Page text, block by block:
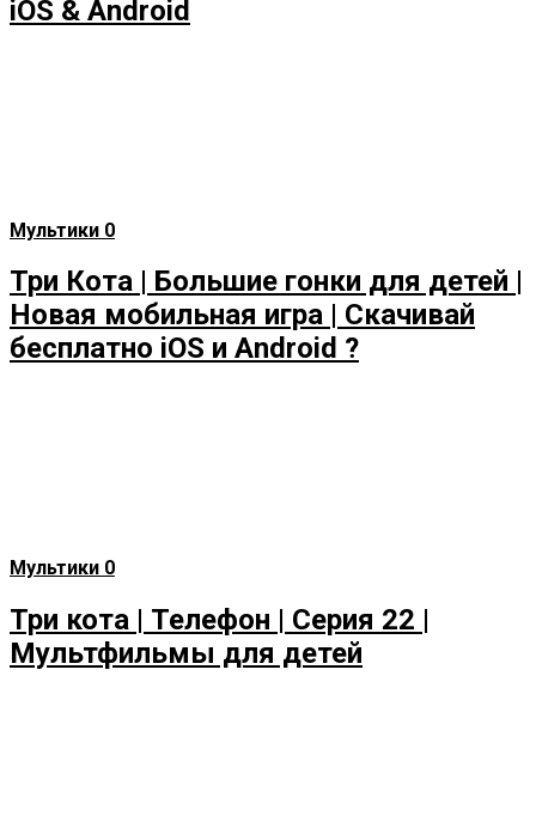
iOS & Android
Мультики 0
Три Кота | Большие гонки для детей |
Новая мобильная игра | Скачивай
бесплатно iOS и Android ?
Мультики 0
Три кота | Телефон | Серия 22 |
Мультфильмы для детей